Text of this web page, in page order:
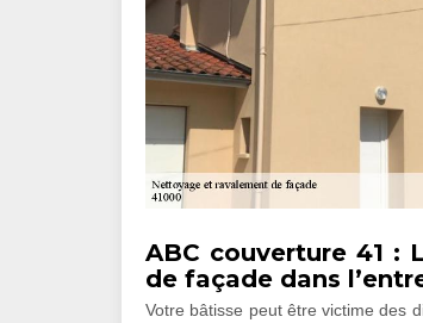
ABC couverture 41 :
de façade dans
Votre bâtisse peut être victime des